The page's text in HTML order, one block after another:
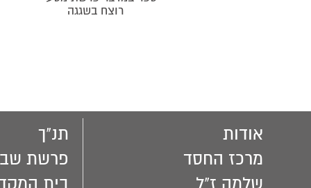
רוצח בשגגה
אודות
מרכז החסד
שלמה ז"ל
תנ"ך
פרשת
בית